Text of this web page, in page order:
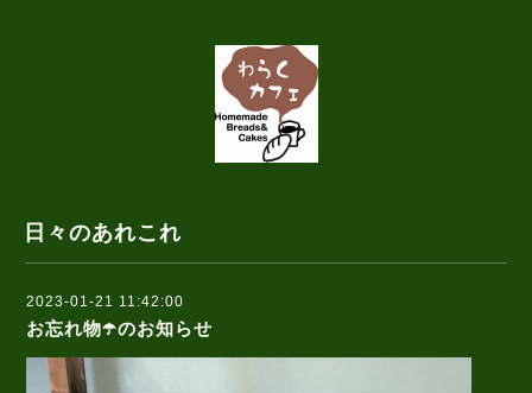
日々のあれこれ
2023-01-21 11:42:00
お忘れ物☂️のお知らせ